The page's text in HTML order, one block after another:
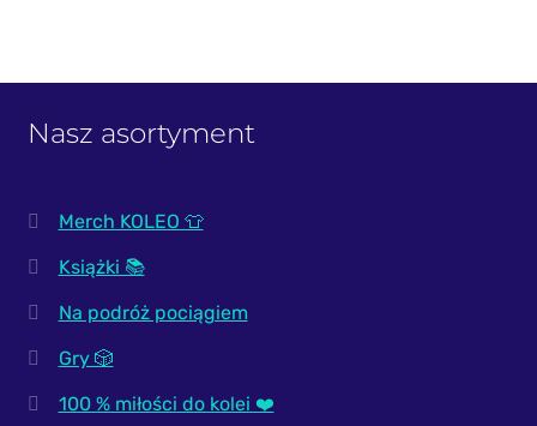
Nasz asortyment
Merch KOLEO 👕
Książki 📚
Na podróż pociągiem
Gry 🎲
100 % miłości do kolei ❤️